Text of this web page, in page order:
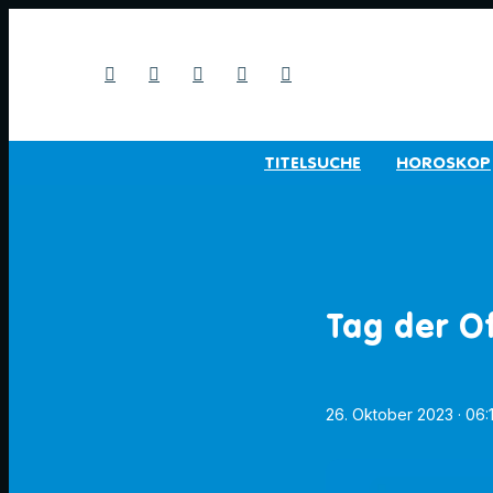
TITELSUCHE HOROSKOP
Tag der
26. Oktober 2023 ·